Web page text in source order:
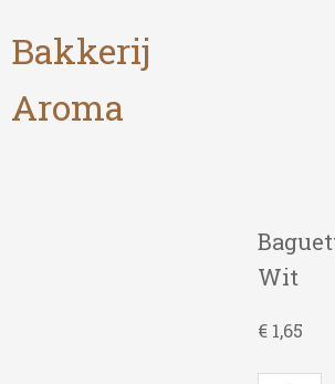
Bakkerij
Aroma
Wit
€1,65